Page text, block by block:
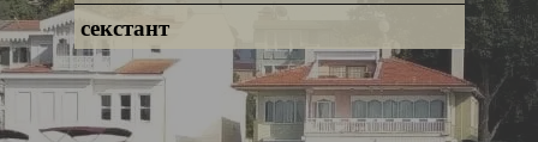
секстант